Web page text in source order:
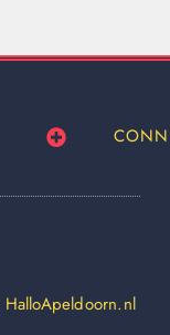
HalloApeldoorn.nl